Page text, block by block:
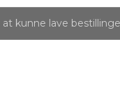
kunne lave